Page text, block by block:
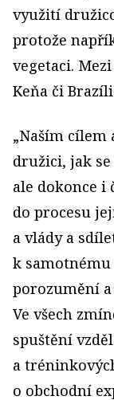
využití
protože
vegetaci.
Keňa či
„Naším
družici, jak
ale dokonce i
do procesu
a vlády a
k
porozumění
Ve všech
spuštění
a
o obchodní